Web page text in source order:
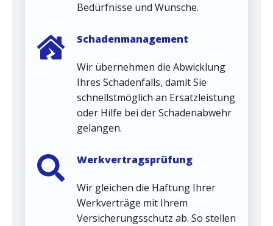
Bedürfnisse und Wünsche.
Schadenmanagement
Wir übernehmen die Abwicklung
Ihres Schadenfalls, damit Sie
schnellstmöglich an Ersatzleistung
oder Hilfe bei der Schadenabwehr
gelangen.
Werkvertragsprüfung
Wir gleichen die Haftung Ihrer
Werkverträge mit Ihrem
Versicherungsschutz ab. So stellen